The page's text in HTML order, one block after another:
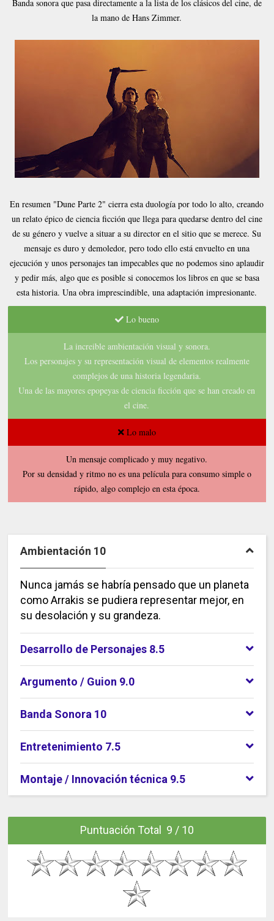
Banda sonora que pasa directamente a la lista de los clásicos del cine, de
la mano de Hans Zimmer.
En resumen "Dune Parte 2" cierra esta duología por todo lo alto, creando
un relato épico de ciencia ficción que llega para quedarse dentro del cine
de su género y vuelve a situar a su director en el sitio que se merece. Su
mensaje es duro y demoledor, pero todo ello está envuelto en una
ejecución y unos personajes tan impecables que no podemos sino aplaudir
y pedir más, algo que es posible si conocemos los libros en que se basa
esta historia. Una obra imprescindible, una adaptación impresionante.
Lo bueno
La increible ambientación visual y sonora.
Los personajes y su representación visual de elementos realmente
complejos de una historia legendaria.
Una de las mayores epopeyas de ciencia ficción que se han creado en
el cine.
Lo malo
Un mensaje complicado y muy negativo.
Por su densidad y ritmo no es una película para consumo simple o
rápido, algo complejo en esta época.
Ambientación 10
Nunca jamás se habría pensado que un planeta
como Arrakis se pudiera representar mejor, en
su desolación y su grandeza.
Desarrollo de Personajes 8.5
Argumento / Guion 9.0
Banda Sonora 10
Entretenimiento 7.5
Montaje / Innovación técnica 9.5
Puntuación Total 9 / 10